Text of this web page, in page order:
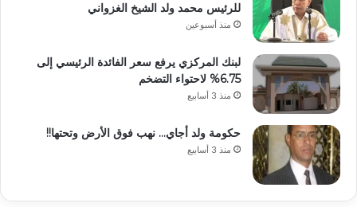
للرئيس محمد ولد الشيخ الغزواني
منذ أسبوعين
لبنك المركزي يرفع سعر الفائدة الرئيسي إلى
6.75% لاحتواء التضخم
منذ 3 أسابيع
حكومة ولد أجاي… نهب فوق الأرض وتحتها!!
منذ 3 أسابيع